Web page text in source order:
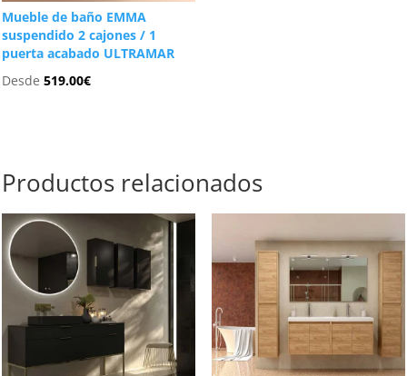
Mueble de baño EMMA
suspendido 2 cajones / 1
puerta acabado ULTRAMAR
Desde519.00€
Productos relacionados